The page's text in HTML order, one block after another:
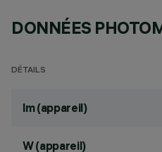
DONNÉES
DÉTAILS
lm (appareil)
W (appareil)